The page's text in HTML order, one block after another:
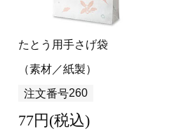
たとう用手さげ袋
（素材／紙製）
注文番号260
77円(税込)